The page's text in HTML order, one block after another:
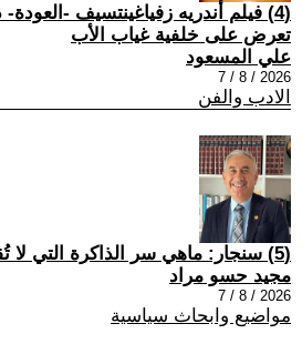
(4) فيلم أندريه زفياغينتسيف -العودة-
تعرض على خلفية غياب الأب
علي المسعود
2026 / 8 / 7
الادب والفن
(5) سنجار: ماهي سر الذاكرة التي لا تُقفل ؟
مجيد حسو مراد
2026 / 8 / 7
مواضيع وابحاث سياسية